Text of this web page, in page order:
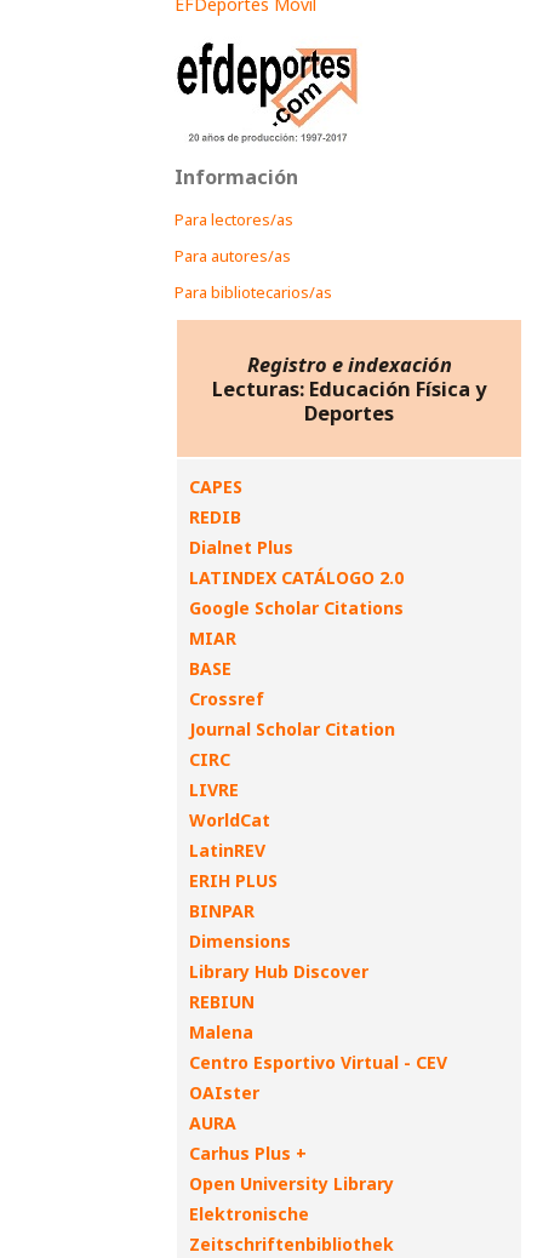
Información
Para lectores/as
Para autores/as
Para bibliotecarios/as
Registro e indexación
Lecturas: Educación Física y
Deportes
CAPES
REDIB
Dialnet Plus
LATINDEX CATÁLOGO 2.0
Google Scholar Citations
MIAR
BASE
Crossref
Journal Scholar Citation
CIRC
LIVRE
WorldCat
LatinREV
ERIH PLUS
BINPAR
Dimensions
Library Hub Discover
REBIUN
Malena
Centro Esportivo Virtual - CEV
OAIster
AURA
Carhus Plus +
Open University Library
Elektronische
Zeitschriftenbibliothek